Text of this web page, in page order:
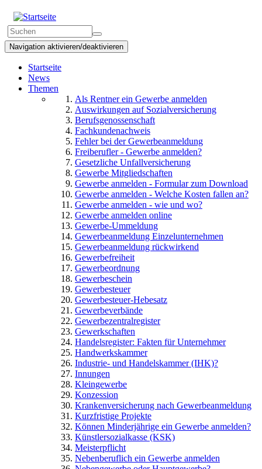
Direkt
zum
Inhalt
Suchformular
Suchen
Navigation aktivieren/deaktivieren
Startseite
News
Themen
Als Rentner ein Gewerbe anmelden
Auswirkungen auf Sozialversicherung
Berufsgenossenschaft
Fachkundenachweis
Fehler bei der Gewerbeanmeldung
Freiberufler - Gewerbe anmelden?
Gesetzliche Unfallversicherung
Gewerbe Mitgliedschaften
Gewerbe anmelden - Formular zum Download
Gewerbe anmelden - Welche Kosten fallen an?
Gewerbe anmelden - wie und wo?
Gewerbe anmelden online
Gewerbe-Ummeldung
Gewerbeanmeldung Einzelunternehmen
Gewerbeanmeldung rückwirkend
Gewerbefreiheit
Gewerbeordnung
Gewerbeschein
Gewerbesteuer
Gewerbesteuer-Hebesatz
Gewerbeverbände
Gewerbezentralregister
Gewerkschaften
Handelsregister: Fakten für Unternehmer
Handwerkskammer
Industrie- und Handelskammer (IHK)?
Innungen
Kleingewerbe
Konzession
Krankenversicherung nach Gewerbeanmeldung
Kurzfristige Projekte
Können Minderjährige ein Gewerbe anmelden?
Künstlersozialkasse (KSK)
Meisterpflicht
Nebenberuflich ein Gewerbe anmelden